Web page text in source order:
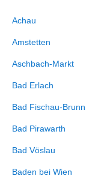
Achau
Amstetten
Aschbach-Markt
Bad Erlach
Bad Fischau-Brunn
Bad Pirawarth
Bad Vöslau
Baden bei Wien